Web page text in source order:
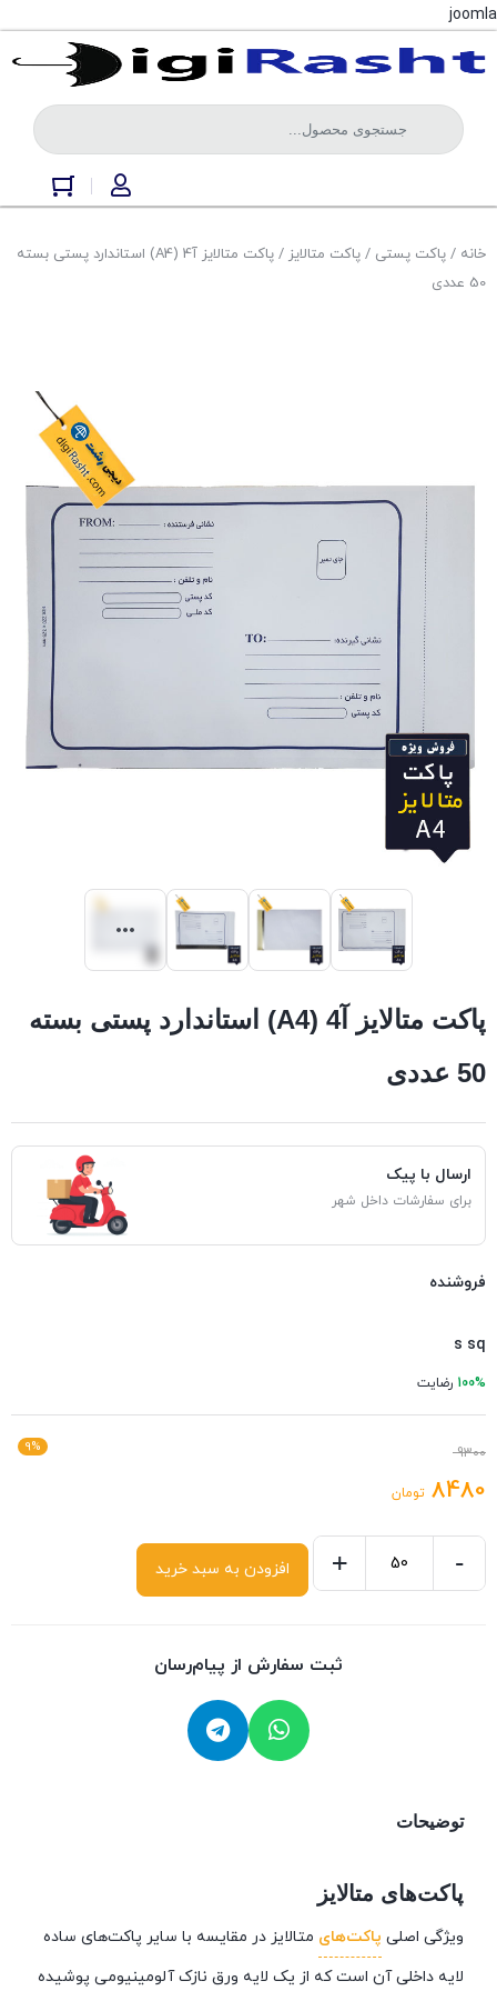
joomla
خانه / پاکت پستی / پاکت متالایز
/ پاکت متالایز آ4 (A4) استاندارد پستی بسته
50 عددی
پاکت متالایز آ4 (A4) استاندارد پستی بسته
50 عددی
ارسال با پیک
برای سفارشات داخل شهر
فروشنده
s sq
100% رضایت
9% 9300
8480 تومان
-
+ افزودن به سبد خرید
ثبت سفارش از پیام‌رسان
توضیحات
پاکت‌های متالایز
ویژگی اصلی پاکت‌های متالایز در مقایسه با سایر پاکت‌های ساده
لایه داخلی آن است که از یک لایه ورق نازک آلومینیومی پوشیده